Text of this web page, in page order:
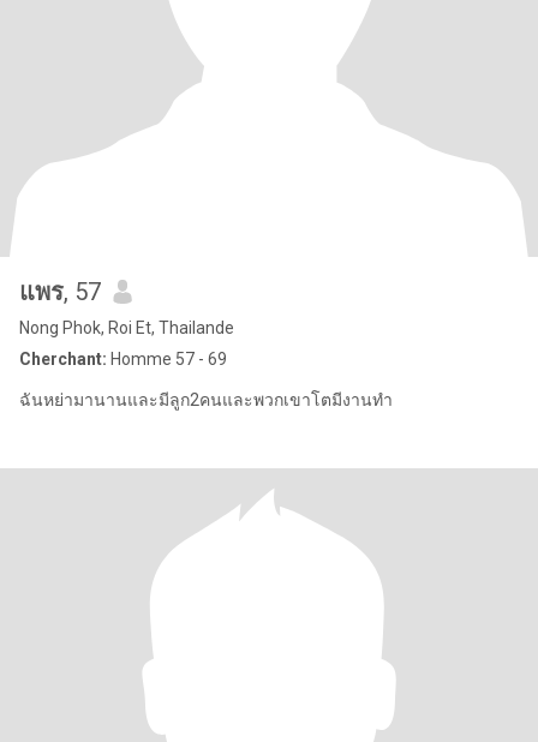
แพร, 57
Nong Phok, Roi Et, Thailande
Cherchant: Homme 57 - 69
ฉันหย่ามานานและมีลูก2คนและพวกเขาโตมีงานทำ